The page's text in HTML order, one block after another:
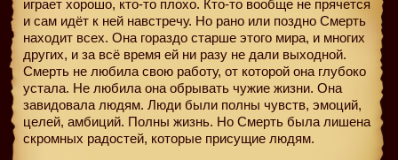
играет хорошо, кто-то плохо. Кто-то вообще не прячется
и сам идёт к ней навстречу. Но рано или поздно Смерть
находит всех. Она гораздо старше этого мира, и многих
других, и за всё время ей ни разу не дали выходной.
Смерть не любила свою работу, от которой она глубоко
устала. Не любила она обрывать чужие жизни. Она
завидовала людям. Люди были полны чувств, эмоций,
целей, амбиций. Полны жизнь. Но Смерть была лишена
скромных радостей, которые присущие людям.